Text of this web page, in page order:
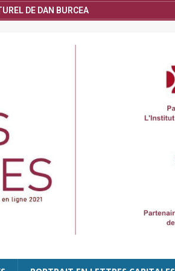
DE DAN BURCEA